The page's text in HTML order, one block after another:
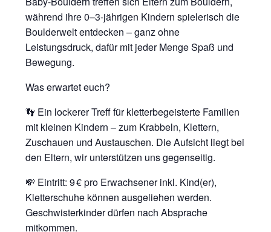
während ihre 0–3-jährigen Kindern spielerisch die
Boulderwelt entdecken – ganz ohne
Leistungsdruck, dafür mit jeder Menge Spaß und
Bewegung.
Was erwartet euch?
👣 Ein lockerer Treff für kletterbegeisterte Familien
mit kleinen Kindern – zum Krabbeln, Klettern,
Zuschauen und Austauschen. Die Aufsicht liegt bei
den Eltern, wir unterstützen uns gegenseitig.
💸 Eintritt: 9 € pro Erwachsener inkl. Kind(er),
Kletterschuhe können ausgeliehen werden.
Geschwisterkinder dürfen nach Absprache
mitkommen.